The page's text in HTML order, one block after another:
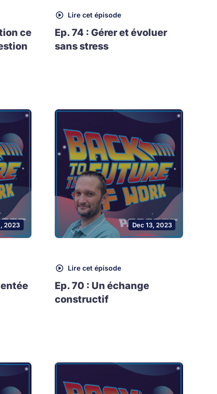
ce
Lire cet épisode
Ep. 74 : Gérer et évoluer
sans stress
2023 Dec 13, 2023
Lire cet épisode
Ep. 70 : Un échange
constructif